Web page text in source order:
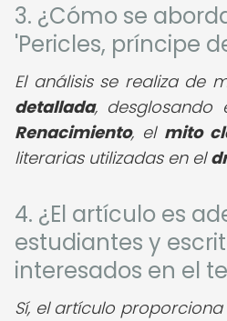
3. ¿Cómo se
'Pericles, príncipe
El análisis se realiza de
detallada, desglosando
Renacimiento, el mito
literarias utilizadas en el
4. ¿El artículo es
estudiantes y
interesados en el
Sí, el artículo